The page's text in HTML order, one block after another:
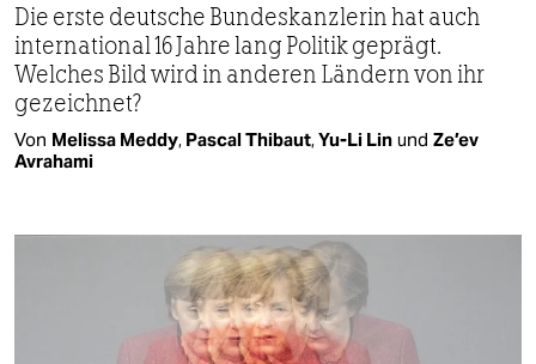
Die erste deutsche Bundeskanzlerin hat auch
international 16 Jahre lang Politik geprägt.
Welches Bild wird in anderen Ländern von ihr
gezeichnet?
Von Melissa Meddy, Pascal Thibaut,Yu-Li Lin und Ze’ev
Avrahami